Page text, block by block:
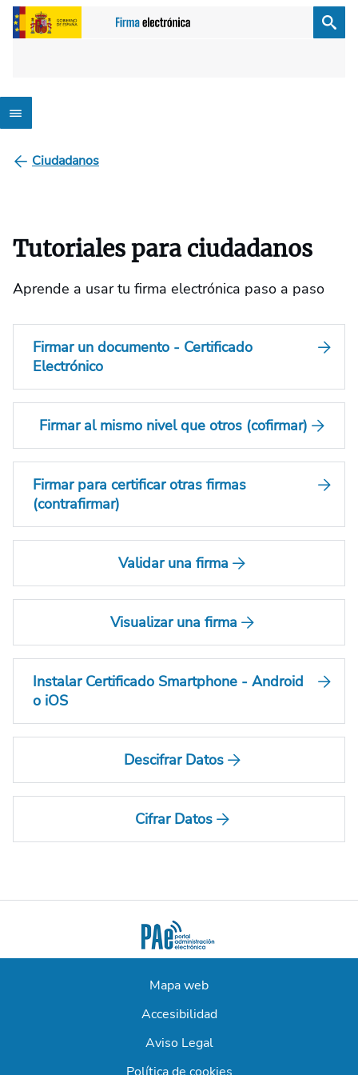
Ciudadanos
Tutoriales para ciudadanos
Aprende a usar tu firma electrónica paso a paso
Firmar un documento - Certificado
Electrónico
Firmar al mismo nivel que otros (cofirmar)
Firmar para certificar otras firmas
(contrafirmar)
Validar una firma
Visualizar una firma
Instalar Certificado Smartphone - Android
o iOS
Descifrar Datos
Cifrar Datos
Mapa web
Accesibilidad
Aviso Legal